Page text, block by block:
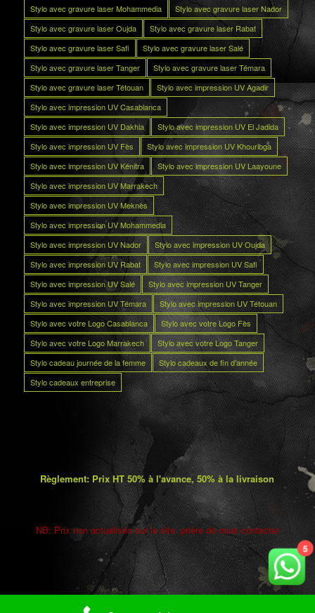
Stylo avec gravure laser Mohammedia
Stylo avec gravure laser Nador
Stylo avec gravure laser Oujda
Stylo avec gravure laser Rabat
Stylo avec gravure laser Safi
Stylo avec gravure laser Salé
Stylo avec gravure laser Tanger
Stylo avec gravure laser Témara
Stylo avec gravure laser Tétouan
Stylo avec impression UV Agadir
Stylo avec impression UV Casablanca
Stylo avec impression UV Dakhla
Stylo avec impression UV El Jadida
Stylo avec impression UV Fès
Stylo avec impression UV Khouribga
Stylo avec impression UV Kénitra
Stylo avec impression UV Laayoune
Stylo avec impression UV Marrakech
Stylo avec impression UV Meknès
Stylo avec impression UV Mohammedia
Stylo avec impression UV Nador
Stylo avec impression UV Oujda
Stylo avec impression UV Rabat
Stylo avec impression UV Safi
Stylo avec impression UV Salé
Stylo avec impression UV Tanger
Stylo avec impression UV Témara
Stylo avec impression UV Tétouan
Stylo avec votre Logo Casablanca
Stylo avec votre Logo Fès
Stylo avec votre Logo Marrakech
Stylo avec votre Logo Tanger
Stylo cadeau journée de la femme
Stylo cadeaux de fin d’année
Stylo cadeaux entreprise
Règlement: Prix HT 50% à l'avance, 50% à la livraison
NB: Prix non actualisés sur le site. prière de nous contacter
5